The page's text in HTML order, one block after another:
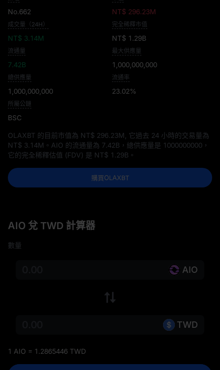
No.662 NT$ 296.23M
成交量（24H）
NT$ 3.14M
完全稀釋市值
NT$ 1.29B
流通量
7.42B
最大供應量
1,000,000,000
總供應量
1,000,000,000
流通率
23.02%
所屬公鏈
BSC
OLAXBT 的目前市值為 NT$ 296.23M
, 它過去 24 小時的交易量為
NT$ 3.14M 。AIO 的流通量為 7.42B ，總供應量是 1000000000 ，
它的完全稀釋估值 (FDV) 是 NT$ 1.29B 。
購買OLAXBT
AIO 兌 TWD 計算器
數量
AIO
TWD
1 AIO = 1.2865446 TWD